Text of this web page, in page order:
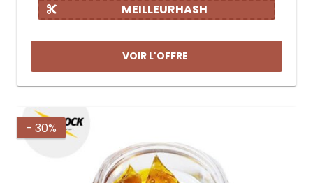
MEILLEURHASH
VOIR L'OFFRE
- 30%